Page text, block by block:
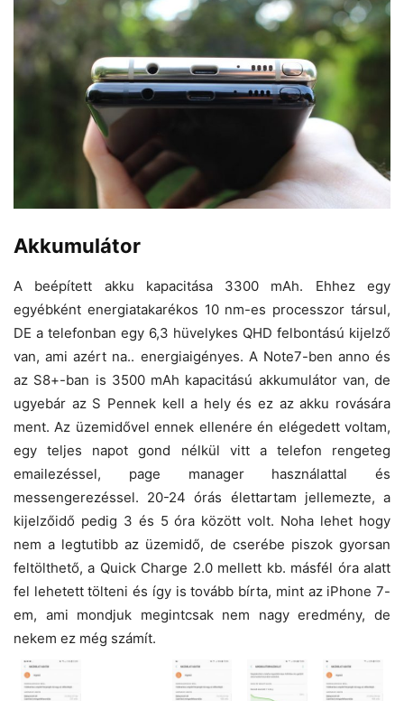
Akkumulátor
A beépített akku kapacitása 3300 mAh. Ehhez egy
egyébként energiatakarékos 10 nm-es processzor társul,
DE a telefonban egy 6,3 hüvelykes QHD felbontású kijelző
van, ami azért na.. energiaigényes. A Note7-ben anno és
az S8+-ban is 3500 mAh kapacitású akkumulátor van, de
ugyebár az S Pennek kell a hely és ez az akku rovására
ment. Az üzemidővel ennek ellenére én elégedett voltam,
egy teljes napot gond nélkül vitt a telefon rengeteg
emailezéssel, page manager használattal és
messengerezéssel. 20-24 órás élettartam jellemezte, a
kijelzőidő pedig 3 és 5 óra között volt. Noha lehet hogy
nem a legtutibb az üzemidő, de cserébe piszok gyorsan
feltölthető, a Quick Charge 2.0 mellett kb. másfél óra alatt
fel lehetett tölteni és így is tovább bírta, mint az iPhone 7-
em, ami mondjuk megintcsak nem nagy eredmény, de
nekem ez még számít.